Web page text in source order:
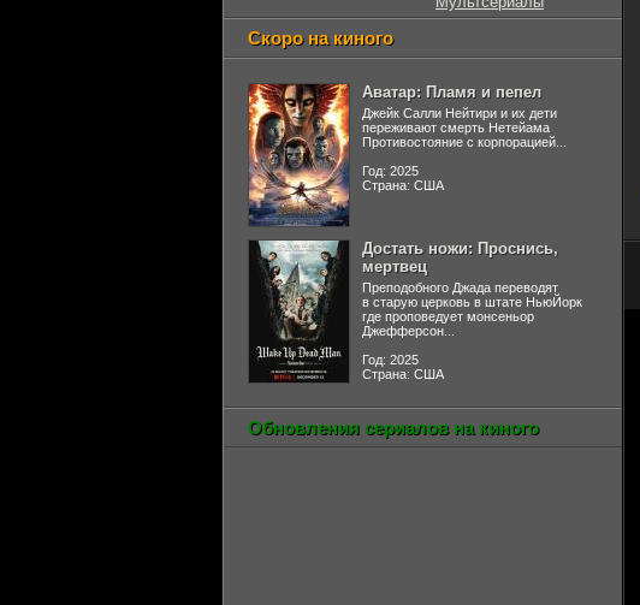
Скоро на киного
Аватар: Пламя и пепел
Джейк Салли Нейтири и их дети
переживают смерть Нетейама
Противостояние с корпорацией...
Год: 2025
Страна: США
Достать ножи: Проснись,
мертвец
Преподобного Джада переводят
в старую церковь в штате НьюЙорк
где проповедует монсеньор
Джефферсон...
Год: 2025
Страна: США
Обновления сериалов на киного